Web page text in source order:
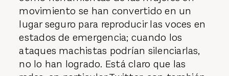
movimiento se han convertido en un
lugar seguro para reproducir las voces en
es­tados de emergencia; cuando los
ataques machistas podrían silenciarlas,
no lo han logrado. Está claro que las